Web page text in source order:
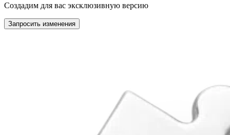
Создадим для вас эксклюзивную версию
Запросить изменения